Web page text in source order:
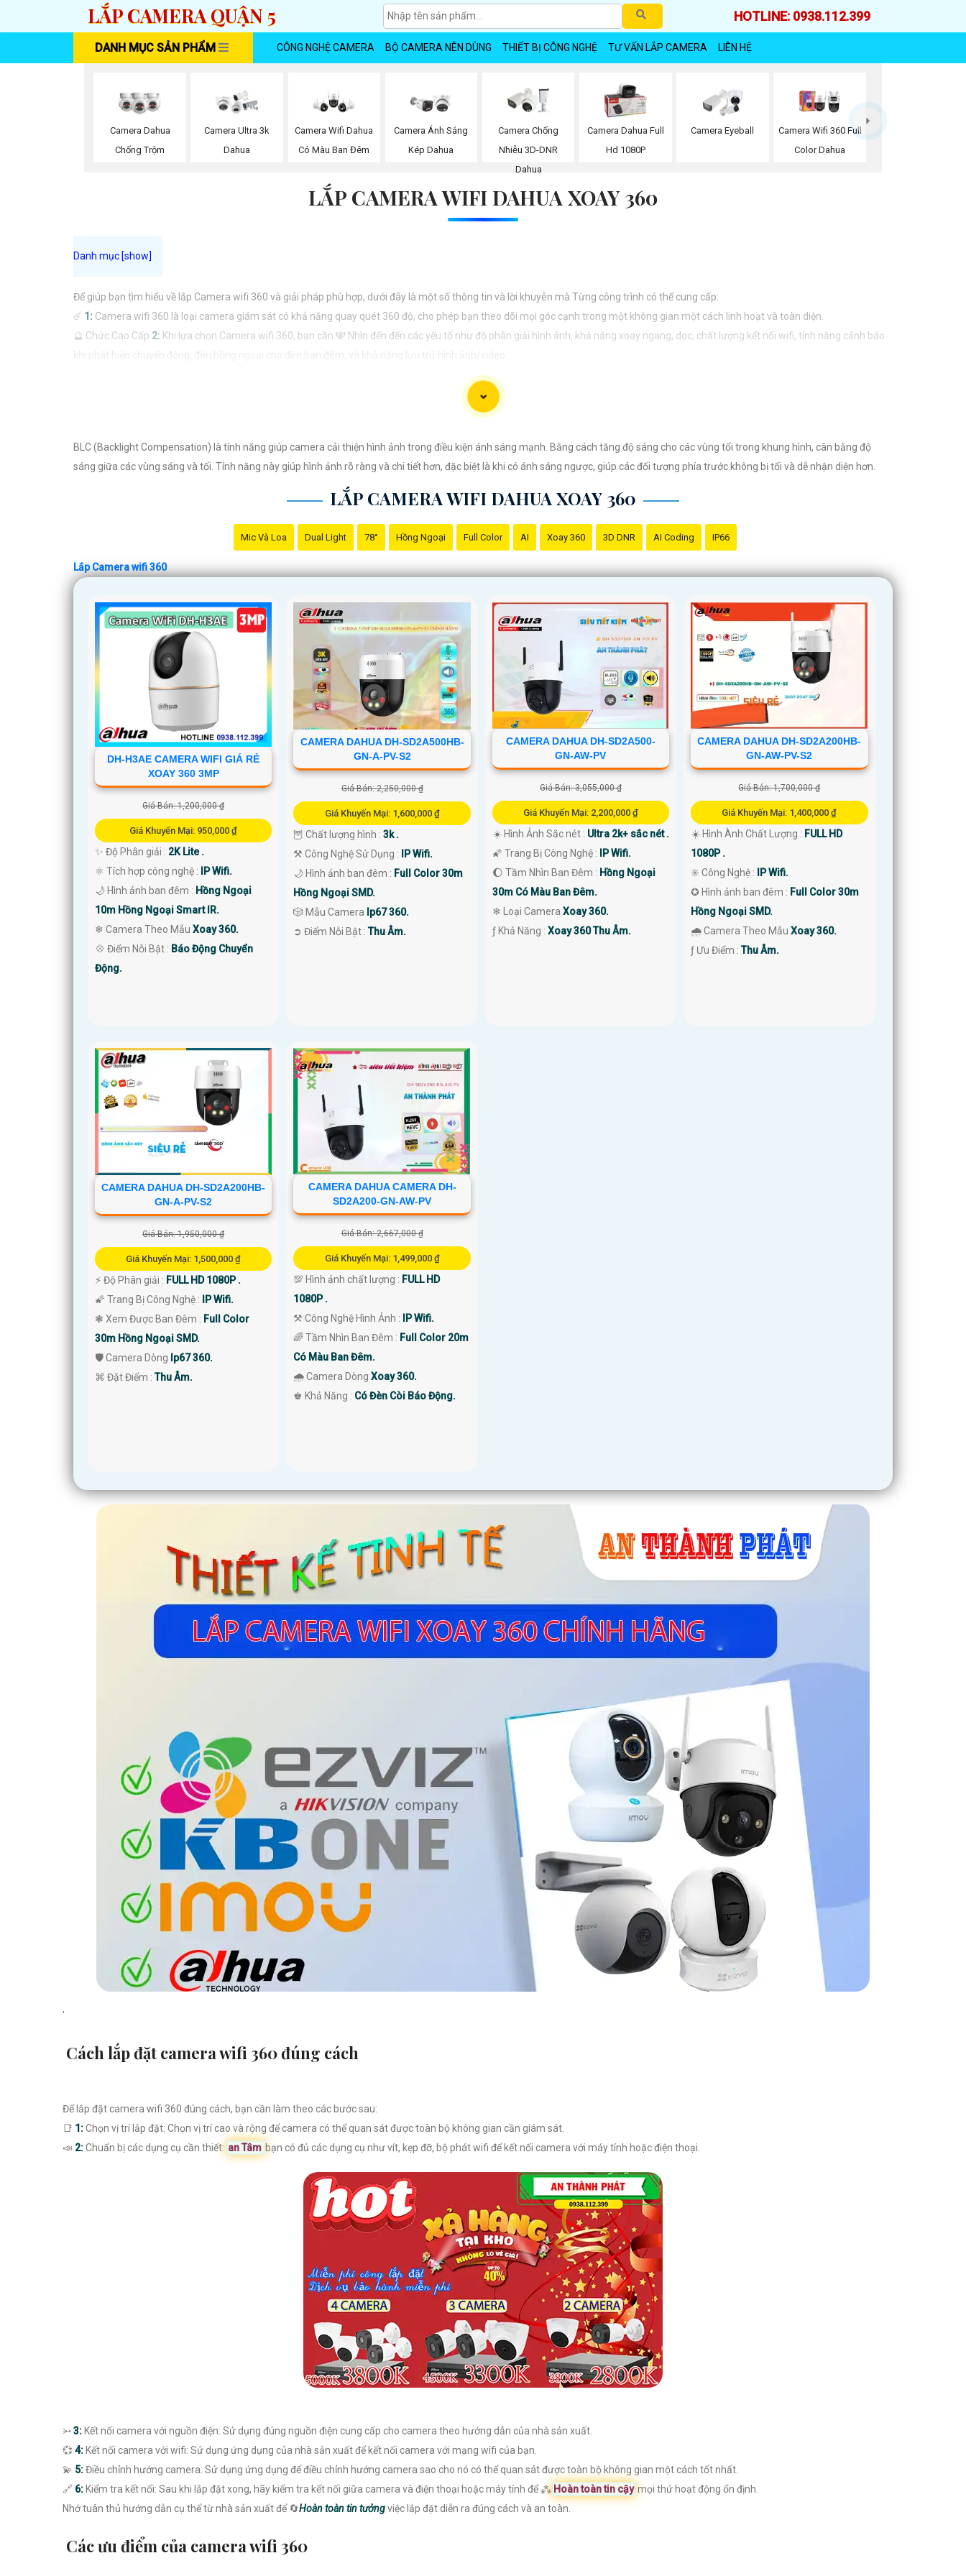
LẮP CAMERA QUẬN 5 HOTLINE: 0938.112.399
DANH MỤC SẢN PHẨM CÔNG NGHỆ CAMERA BỘ CAMERA NÊN DÙNG THIẾT BỊ CÔNG NGHỆ TƯ VẤN LẮP CAMERA LIÊN HỆ
Camera Dahua
Chống Trộm
Camera Ultra 3k
Dahua
Camera Wifi Dahua
Có Màu Ban Đêm
Camera Ánh Sáng
Kép Dahua
Camera Chống
Nhiễu 3D-DNR
Dahua
Camera Dahua Full
Hd 1080P
Camera Eyeball
Camera Wifi 360 Full
Color Dahua
LẮP CAMERA WIFI DAHUA XOAY 360
Để giúp bạn tìm hiểu về lắp Camera wifi 360 và giải pháp phù hợp, dưới đây là một số thông tin và lời khuyên mà Từng công trình có thể cung cấp:
☄️ 1: Camera wifi 360 là loại camera giám sát có khả năng quay quét 360 độ, cho phép bạn theo dõi mọi góc cạnh trong một không gian một cách linh hoạt và toàn diện.
🔮 Chức Cao Cấp 2: Khi lựa chọn Camera wifi 360, bạn cần 🕎 Nhìn đến đến các yếu tố như độ phân giải hình ảnh, khả năng xoay ngang, dọc, chất lượng kết nối wifi, tính năng cảnh báo
khi phát hiện chuyển động, đèn hồng ngoại cho đèn ban đêm, và khả năng lưu trữ hình ảnh/video.
Giải pháp lắp đặt Camera wifi 360 phù hợp sẽ phụ thuộc vào nhu cầu cụ thể của bạn, ví dụ như giám sát gia đình, văn phòng, cửa hàng, hay nơi công cộng. Bạn cần xác định vị trí
Trước khi mua và lắp đặt Camera wifi 360, bạn nên tìm hiểu kỹ về các sản phẩm có sẵn trên thị trường, đánh giá từ người dùng, tư vấn của chuyên gia, và chọn lựa sản phẩm phù
Hy vọng những thông tin trên sẽ giúp bạn có cái nhìn tổng quan về lắp Camera wifi 360 và giải pháp phù hợp cho nhu cầu của mình. Nếu bạn cần thêm thông tin hoặc hỏi về sản phẩm
cụ thể, đừng ngần ngại để lại câu hỏi Cung cấp cho công trình biết.
BLC (Backlight Compensation) là tính năng giúp camera cải thiện hình ảnh trong điều kiện ánh sáng mạnh. Bằng cách tăng độ sáng cho các vùng tối trong khung hình, cân bằng độ
sáng giữa các vùng sáng và tối. Tính năng này giúp hình ảnh rõ ràng và chi tiết hơn, đặc biệt là khi có ánh sáng ngược, giúp các đối tượng phía trước không bị tối và dễ nhận diện hơn.
LẮP CAMERA WIFI DAHUA XOAY 360
Mic Và Loa Dual Light 78° Hồng Ngoại Full Color AI Xoay 360 3D DNR AI Coding IP66
Lắp Camera wifi 360
DH-H3AE CAMERA WIFI GIÁ RẺ
XOAY 360 3MP
Giá Bán: 1,200,000 ₫
Giá Khuyến Mại: 950,000 ₫
✨ Độ Phân giải : 2K Lite .
⚛️ Tích hợp công nghệ :
IP Wifi.
🌙 Hình ảnh ban đêm : Hồng Ngoại
10m Hồng Ngoại Smart IR.
❄ Camera Theo Mẫu Xoay 360.
️💠 Điểm Nỗi Bật : Báo Động Chuyển
Động.
CAMERA DAHUA DH-SD2A500HB-
GN-A-PV-S2
Giá Bán: 2,250,000 ₫
Giá Khuyến Mại: 1,600,000 ₫
🦉 Chất lượng hình :3k .
⚒ Công Nghệ Sử Dụng :
IP Wifi.
🌙 Hình ảnh ban đêm : Full Color 30m
Hồng Ngoại SMD.
🎲 Mẫu Camera Ip67 360.
️➲ Điểm Nỗi Bật :Thu Âm.
CAMERA DAHUA DH-SD2A500-
GN-AW-PV
Giá Bán: 3,055,000 ₫
Giá Khuyến Mại: 2,200,000 ₫
☀️ Hình Ảnh Sắc nét : Ultra 2k+ sắc nét .
🌠 Trang Bị Công Nghệ :
IP Wifi.
🌔 Tầm Nhìn Ban Đêm : Hồng Ngoại
30m Có Màu Ban Đêm.
❄ Loại Camera Xoay 360.
️ƒ Khả Năng : Xoay 360 Thu Âm.
CAMERA DAHUA DH-SD2A200HB-
GN-AW-PV-S2
Giá Bán: 1,700,000 ₫
Giá Khuyến Mại: 1,400,000 ₫
☀️ Hình Ành Chất Lượng : FULL HD
1080P .
✳️ Công Nghệ :
IP Wifi.
✪ Hình ảnh ban đêm : Full Color 30m
Hồng Ngoại SMD.
🌧️ Camera Theo MẫuXoay 360.
️ƒ Ưu Điểm :Thu Âm.
CAMERA DAHUA DH-SD2A200HB-
GN-A-PV-S2
Giá Bán: 1,950,000 ₫
Giá Khuyến Mại: 1,500,000 ₫
️⚡ Độ Phân giải : FULL HD 1080P .
🌠 Trang Bị Công Nghệ :
IP Wifi.
❃ Xem Được Ban Đêm : Full Color
30m Hồng Ngoại SMD.
🛡 Camera Dòng Ip67 360.
️⌘ Đặt Điểm :Thu Âm.
CAMERA DAHUA CAMERA DH-
SD2A200-GN-AW-PV
Giá Bán: 2,667,000 ₫
Giá Khuyến Mại: 1,499,000 ₫
💯 Hình ảnh chất lượng : FULL HD
1080P .
⚒ Công Nghệ Hình Ảnh :
IP Wifi.
🌈 Tầm Nhìn Ban Đêm : Full Color 20m
Có Màu Ban Đêm.
🌧️ Camera DòngXoay 360.
️♚ Khả Năng : Có Đèn Còi Báo Động.
'
Cách lắp đặt camera wifi 360 đúng cách
Để lắp đặt camera wifi 360 đúng cách, bạn cần làm theo các bước sau:
📑 1:Chọn vị trí lắp đặt: Chọn vị trí cao và rộng để camera có thể quan sát được toàn bộ không gian cần giám sát.
📣 2:Chuẩn bị các dụng cụ cần thiết: an Tâm bạn có đủ các dụng cụ như vít, kẹp đỡ, bộ phát wifi để kết nối camera với máy tính hoặc điện thoại.
⭃3:Kết nối camera với nguồn điện: Sử dụng đúng nguồn điện cung cấp cho camera theo hướng dẫn của nhà sản xuất.
💞 4:Kết nối camera với wifi: Sử dụng ứng dụng của nhà sản xuất để kết nối camera với mạng wifi của bạn.
💫 5:Điều chỉnh hướng camera: Sử dụng ứng dụng để điều chỉnh hướng camera sao cho nó có thể quan sát được toàn bộ không gian một cách tốt nhất.
🔗 6:Kiểm tra kết nối: Sau khi lắp đặt xong, hãy kiểm tra kết nối giữa camera và điện thoại hoặc máy tính để ⁂Hoàn toàn tin cậy mọi thứ hoạt động ổn định.
Nhớ tuân thủ hướng dẫn cụ thể từ nhà sản xuất để 🔄Hoàn toàn tin tưởngviệc lắp đặt diễn ra đúng cách và an toàn.
Các ưu điểm của camera wifi 360